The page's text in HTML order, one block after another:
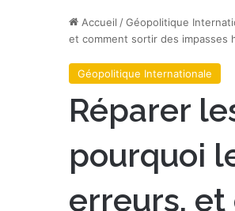
Accueil /Géopolitique
et comment sortir des impasses
Géopolitique Internationale
Réparer
pourquoi
erreurs,